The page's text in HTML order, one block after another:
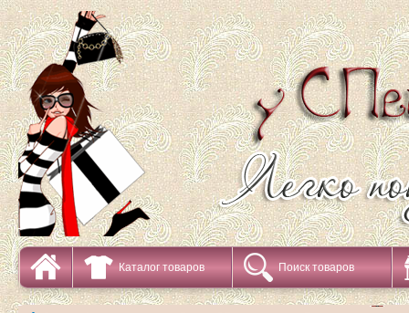
Каталог товаров Поиск товаров